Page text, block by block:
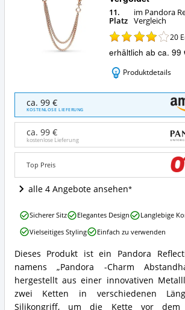
11.
Platz
im Pandora
Vergleich
20
erhältlich ab ca. 99
Produktdetails
Pandora
Charm
Abstandhalter
Vergoldet
Angebote:
dieser
Pandora
Clip-
Charm
erhältlich?
ca. 99 €
KOSTENLOSE LIEFERUNG
ca. 99 €
kostenlose Lieferung
Top Preis
alle 4 Angebote ansehen
Pandora
-
Charm
Abstandhalter
Vergoldet
Dieses Produkt ist ein Pandora
namens „Pandora -Charm
hergestellt aus einer innovativen
zwei Ketten in verschiedenen
Silikongriff, um die Kette vor dem
Pandora
Charm
Vergoldet
Vorteile:
Was
spricht
für
Sicherer Sitz Elegantes Design
Langlebige
Vielseitiges Styling
Einfach zu verwenden